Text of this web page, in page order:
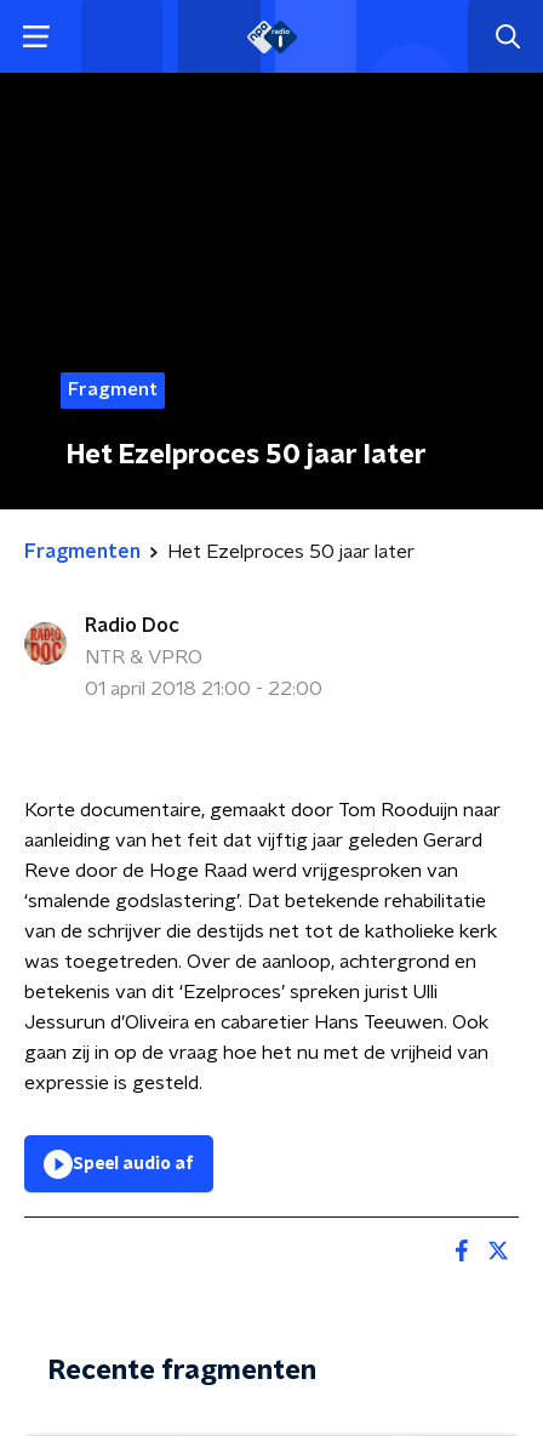
Fragment
Het Ezelproces 50 jaar later
Fragmenten Het Ezelproces 50 jaar later
Radio Doc
NTR & VPRO
01 april 2018 21:00 - 22:00
Korte documentaire, gemaakt door Tom Rooduijn naar
aanleiding van het feit dat vijftig jaar geleden Gerard
Reve door de Hoge Raad werd vrijgesproken van
‘smalende godslastering’. Dat betekende rehabilitatie
van de schrijver die destijds net tot de katholieke kerk
was toegetreden. Over de aanloop, achtergrond en
betekenis van dit ‘Ezelproces’ spreken jurist Ulli
Jessurun d’Oliveira en cabaretier Hans Teeuwen. Ook
gaan zij in op de vraag hoe het nu met de vrijheid van
expressie is gesteld.
Speel audio af
Recente fragmenten